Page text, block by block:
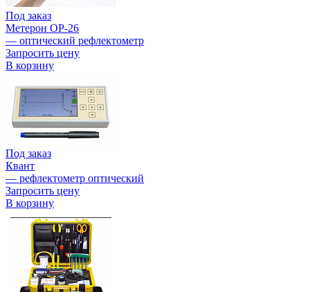
Под заказ
Метерон OP-26
— оптический рефлектометр
Запросить цену
В корзину
Под заказ
Квант
— рефлектометр оптический
Запросить цену
В корзину